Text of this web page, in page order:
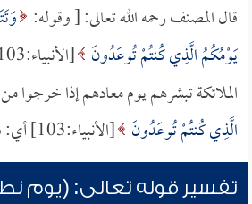
قال المصنف رحمه الله تعالى: [ وقوله:
يَوْمُكُمُ الَّذِي كُنتُمْ تُوعَدُونَ
الملائكة تبشرهم يوم معادهم إذا خرجوا
الَّذِي كُنتُمْ تُوعَدُونَ [الأنبياء:103] أي: فأملوا ما يسركم.
تفسير قوله تعالى: (يوم